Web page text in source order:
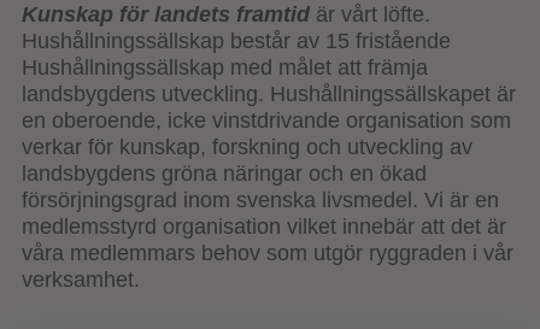
Kunskap för landets framtid är vårt löfte.
Hushållningssällskap består av 15 fristående
Hushållningssällskap med målet att främja
landsbygdens utveckling. Hushållningssällskapet är
en oberoende, icke vinstdrivande organisation som
verkar för kunskap, forskning och utveckling av
landsbygdens gröna näringar och en ökad
försörjningsgrad inom svenska livsmedel. Vi är en
medlemsstyrd organisation vilket innebär att det är
våra medlemmars behov som utgör ryggraden i vår
verksamhet.